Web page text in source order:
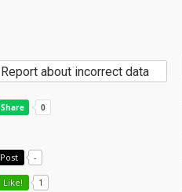
Report about incorrect data
Post -
Like! 1